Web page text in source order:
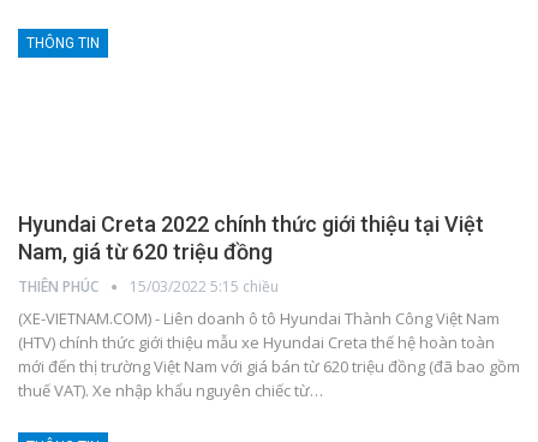
THÔNG TIN
Hyundai Creta 2022 chính thức giới thiệu tại Việt
Nam, giá từ 620 triệu đồng
THIÊN PHÚC 15/03/2022 5:15 chiều
(XE-VIETNAM.COM) - Liên doanh ô tô Hyundai Thành Công Việt Nam
(HTV) chính thức giới thiệu mẫu xe Hyundai Creta thế hệ hoàn toàn
mới đến thị trường Việt Nam với giá bán từ 620 triệu đồng (đã bao gồm
thuế VAT). Xe nhập khẩu nguyên chiếc từ…